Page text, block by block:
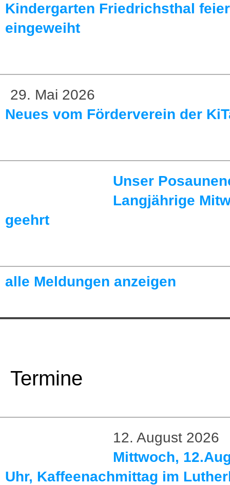
Kindergarten Friedrichsthal
eingeweiht
29. Mai 2026
Neues vom Förderverein der
Unser
Langjährige
geehrt
alle Meldungen anzeigen
Termine
12. August 2026
Mittwoch,
Uhr, Kaffeenachmittag im